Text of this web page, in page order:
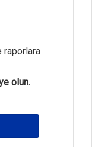
raporlara
olun.